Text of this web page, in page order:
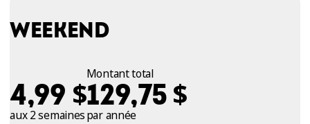
WEEKEND
4,99 $
aux 2 semaines
Montant total
129,75 $
par année